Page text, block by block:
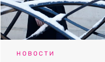
НОВОСТИ